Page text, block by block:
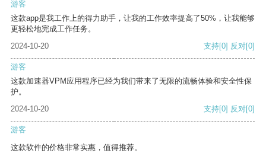
游客
这款app是我工作上的得力助手，让我的工作效率提高了50%，让我能够
更轻松地完成工作任务。
2024-10-20
支持[0] 反对[0]
游客
这款加速器VPM应用程序已经为我们带来了无限的流畅体验和安全性保
护。
2024-10-20
支持[0] 反对[0]
游客
这款软件的价格非常实惠，值得推荐。